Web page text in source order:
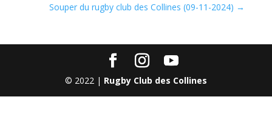
Souper du rugby club des Collines (09-11-2024) →
© 2022 | Rugby Club des Collines